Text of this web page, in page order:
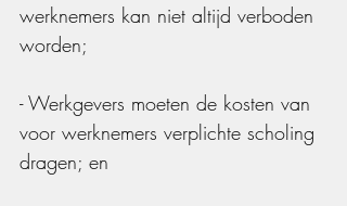
werknemers kan niet altijd verboden
worden;
- Werkgevers moeten de kosten van
voor werknemers verplichte scholing
dragen; en